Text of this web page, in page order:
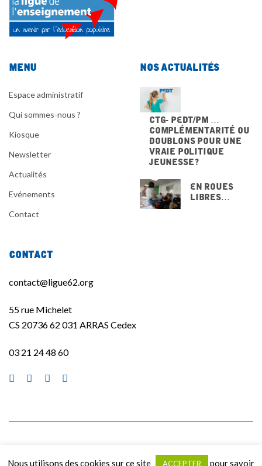
Menu
Espace administratif
Qui sommes-nous ?
Kiosque
Newsletter
Actualités
Evénements
Contact
Nos actualités
CTG- PEdT/PM …
Complémentarité ou
doublons pour une
vraie politique
jeunesse ?
En Roues
Libres…
Contact
contact@ligue62.org
55 rue Michelet
CS 20736 62 031 ARRAS Cedex
03 21 24 48 60
Nous utilisons des cookies sur ce site ACCEPTER pour savoir